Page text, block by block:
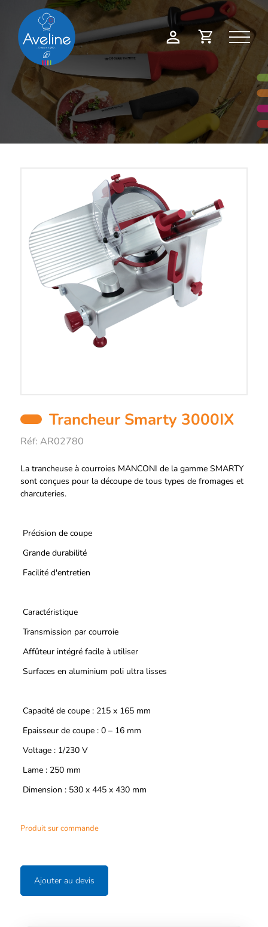
Mon
compte
Demande
devis
Trancheur Smarty 3000IX
Réf: AR02780
Description
La trancheuse à courroies MANCONI de la gamme SMARTY
sont conçues pour la découpe de tous types de fromages et
charcuteries.
Précision de coupe
Grande durabilité
Facilité d'entretien
Caractéristique
Transmission par courroie
Affûteur intégré facile à utiliser
Surfaces en aluminium poli ultra lisses
Capacité de coupe : 215 x 165 mm
Epaisseur de coupe : 0 – 16 mm
Voltage : 1/230 V
Lame : 250 mm
Dimension : 530 x 445 x 430 mm
Produit sur commande
Ajouter au devis
Panneau de gestion des cookies